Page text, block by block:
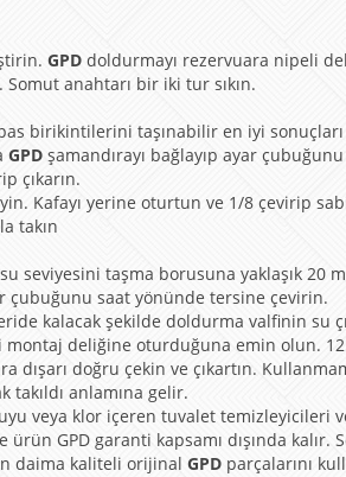
GPD doldurmayı rezervuara nipeli
anahtarı bir iki tur sıkın.
birikintilerini taşınabilir en iyi
GPD şamandırayı bağlayıp ayar
çıkarın.
Kafayı yerine oturtun ve 1/8 çevirip
takın
seviyesini taşma borusuna yaklaşık 20
çubuğunu saat yönünde tersine çevirin.
kalacak şekilde doldurma valfinin su
montaj deliğine oturduğuna emin olun.
dışarı doğru çekin ve çıkartın.
takıldı anlamına gelir.
veya klor içeren tuvalet
GPD garanti kapsamı dışında kalır.
daima kaliteli orijinal GPD parçalarını